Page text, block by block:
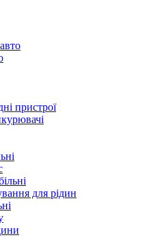
пристрої
для рідин